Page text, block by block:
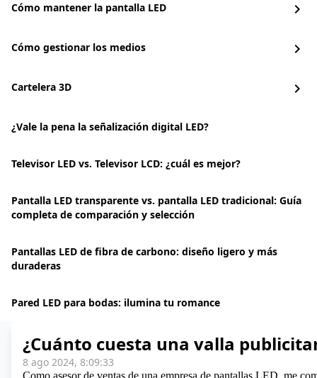
Cómo mantener la pantalla LED chevron_right
Cómo gestionar los medios chevron_right
Cartelera 3D chevron_right
¿Vale la pena la señalización digital LED?
Televisor LED vs. Televisor LCD: ¿cuál es mejor?
Pantalla LED transparente vs. pantalla LED tradicional: Guía
completa de comparación y selección
Pantallas LED de fibra de carbono: diseño ligero y más
duraderas
Pared LED para bodas: ilumina tu romance
¿Cuánto cuesta una valla
8 ago 2024, 8:09:33
Como asesor de ventas de una empresa de pantallas LED, me